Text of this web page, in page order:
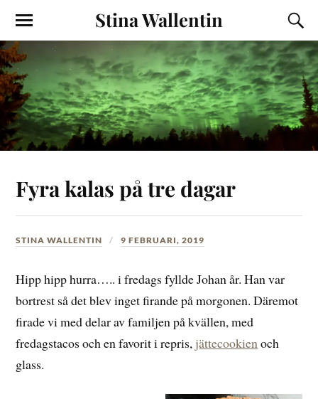
Stina Wallentin
Fyra kalas på tre dagar
STINA WALLENTIN 9 FEBRUARI, 2019
Hipp hipp hurra….. i fredags fyllde Johan år. Han var
bortrest så det blev inget firande på morgonen. Däremot
firade vi med delar av familjen på kvällen, med
fredagstacos och en favorit i repris, jättecookienoch
glass.